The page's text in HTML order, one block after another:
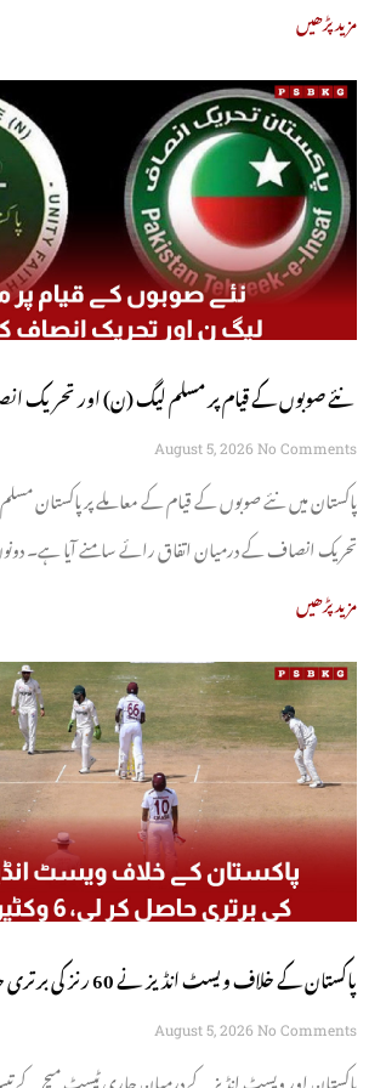
مزید پڑھیں
نئے صوبوں کے قیام پر مسلم لیگ (ن) اور تحریک
August 5, 2026 No Comments
پاکستان میں نئے صوبوں کے قیام کے معاملے پر پاکستان
تحریک انصاف کے درمیان اتفاق رائے سامنے آیا ہے۔
مزید پڑھیں
گئیں
August 5, 2026 No Comments
پاکستان اور ویسٹ انڈیز کے درمیان جاری ٹیسٹ میچ کے